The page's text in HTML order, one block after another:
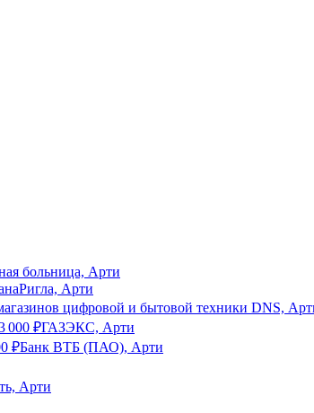
больница, Арти
Ригла, Арти
цифровой и бытовой техники DNS,
000 ₽ГАЗЭКС, Арти
₽Банк ВТБ (ПАО), Арти
Арти